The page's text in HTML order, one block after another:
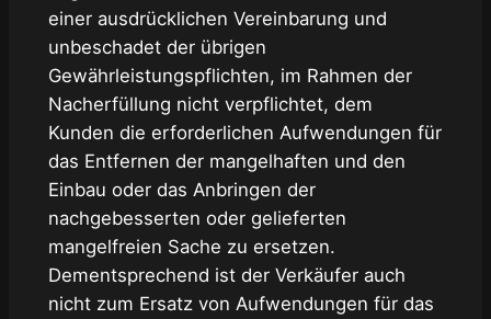
einer ausdrücklichen Vereinbarung und
unbeschadet der übrigen
Gewährleistungspflichten, im Rahmen der
Nacherfüllung nicht verpflichtet, dem
Kunden die erforderlichen Aufwendungen für
das Entfernen der mangelhaften und den
Einbau oder das Anbringen der
nachgebesserten oder gelieferten
mangelfreien Sache zu ersetzen.
Dementsprechend ist der Verkäufer auch
nicht zum Ersatz von Aufwendungen für das